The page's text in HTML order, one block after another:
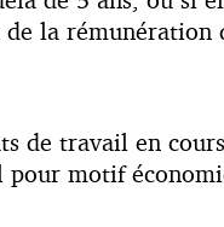
la rémunération
de travail en
motif